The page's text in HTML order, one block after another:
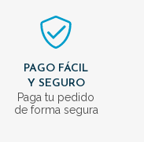
PAGO FÁCIL
Y SEGURO
Paga tu pedido
de forma segura